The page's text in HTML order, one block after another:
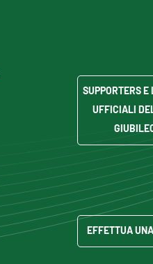
SUPPORTERS
UFFICIALI
EFFETTUA